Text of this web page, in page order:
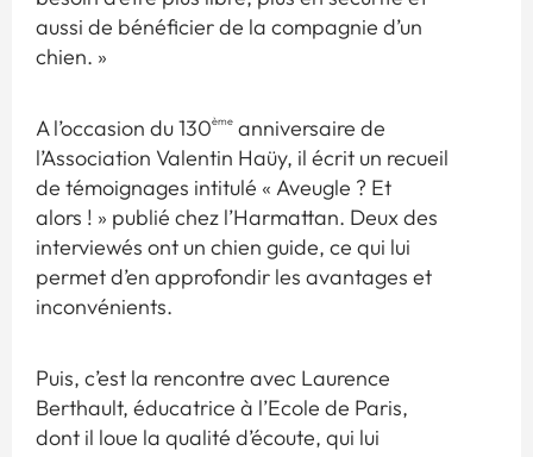
aussi de bénéficier de la compagnie d’un
chien. »
A l’occasion du 130ème anniversaire de
l’Association Valentin Haüy, il écrit un recueil
de témoignages intitulé « Aveugle ? Et
alors ! » publié chez l’Harmattan. Deux des
interviewés ont un chien guide, ce qui lui
permet d’en approfondir les avantages et
inconvénients.
Puis, c’est la rencontre avec Laurence
Berthault, éducatrice à l’Ecole de Paris,
dont il loue la qualité d’écoute, qui lui